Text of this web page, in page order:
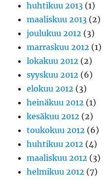
huhtikuu 2013 (1)
maaliskuu 2013 (2)
joulukuu 2012 (3)
marraskuu 2012 (1)
lokakuu 2012 (2)
syyskuu 2012 (6)
elokuu 2012 (3)
heinäkuu 2012 (1)
kesäkuu 2012 (2)
toukokuu 2012 (6)
huhtikuu 2012 (4)
maaliskuu 2012 (3)
helmikuu 2012 (7)